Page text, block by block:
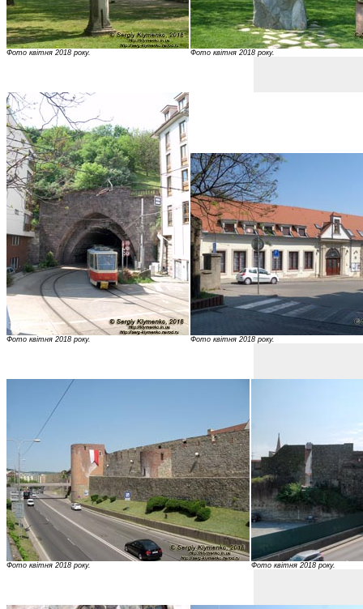
Фото квітня 2018 року. Фото квітня 2018 року.
Фото квітня 2018 року. Фото квітня 2018 року.
Фото квітня 2018 року. Фото квітня 2018 року.